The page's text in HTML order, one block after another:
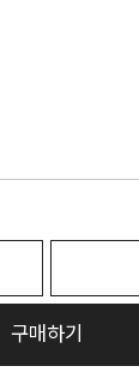
구매하기